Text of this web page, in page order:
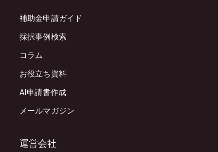
補助金申請ガイド
採択事例検索
コラム
お役立ち資料
AI申請書作成
メールマガジン
運営会社